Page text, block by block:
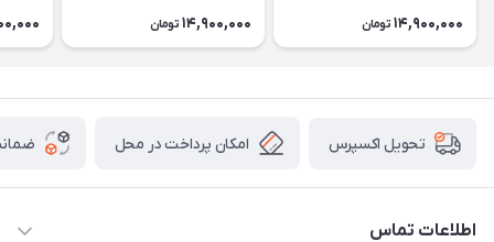
14,900,000 تومان 14,900,000 تومان
تحویل اکسپرس امکان پرداخت در محل
اطلاعات تماس